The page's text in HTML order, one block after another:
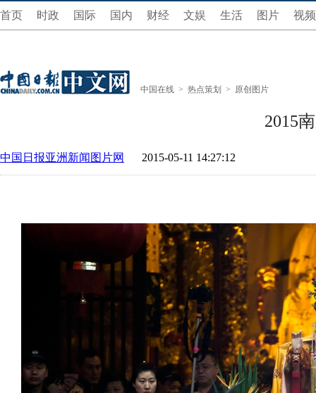
首页 时政 国际 国内 财经 文娱 生活 图片 视频
中国在线 > 热点策划 > 原创图片
2015
中国日报亚洲新闻图片网 2015-05-11 14:27:12